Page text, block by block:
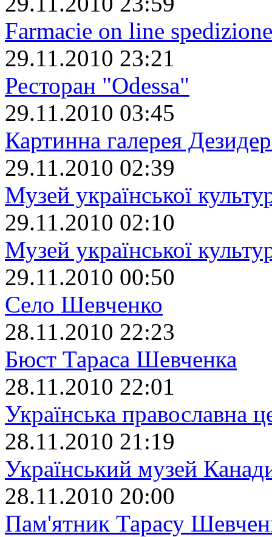
Farmacie on line
29.11.2010 23:21
Ресторан "Odessa"
29.11.2010 03:45
Картинна галерея
29.11.2010 02:39
Музей української
29.11.2010 02:10
Музей української
29.11.2010 00:50
Село Шевченко
28.11.2010 22:23
Бюст Тараса Шевченка
28.11.2010 22:01
Українська православна
28.11.2010 21:19
Український музей
28.11.2010 20:00
Пам'ятник Тарасу